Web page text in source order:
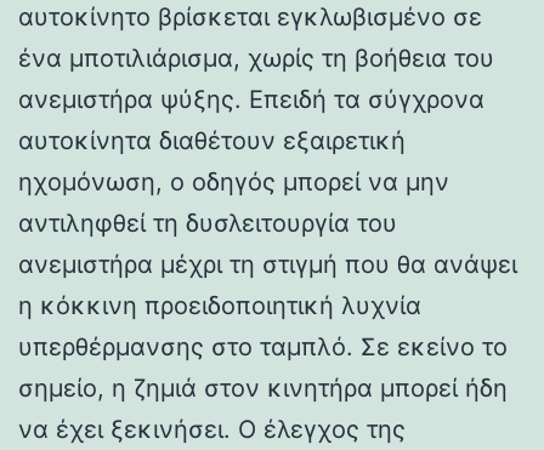
αυτοκίνητο βρίσκεται εγκλωβισμένο σε
ένα μποτιλιάρισμα, χωρίς τη βοήθεια του
ανεμιστήρα ψύξης. Επειδή τα σύγχρονα
αυτοκίνητα διαθέτουν εξαιρετική
ηχομόνωση, ο οδηγός μπορεί να μην
αντιληφθεί τη δυσλειτουργία του
ανεμιστήρα μέχρι τη στιγμή που θα ανάψει
η κόκκινη προειδοποιητική λυχνία
υπερθέρμανσης στο ταμπλό. Σε εκείνο το
σημείο, η ζημιά στον κινητήρα μπορεί ήδη
να έχει ξεκινήσει. Ο έλεγχος της